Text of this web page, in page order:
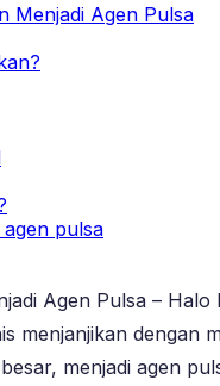
Menjadi Agen Pulsa
pulsa
Agen Pulsa –
menjanjikan dengan
menjadi agen